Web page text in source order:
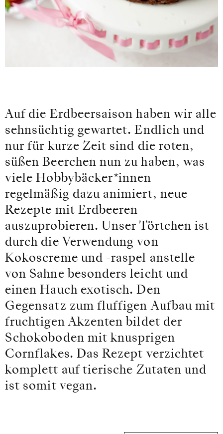
Auf die Erdbeersaison haben wir alle
sehnsüchtig gewartet. Endlich und
nur für kurze Zeit sind die roten,
süßen Beerchen nun zu haben, was
viele Hobbybäcker*innen
regelmäßig dazu animiert, neue
Rezepte mit Erdbeeren
auszuprobieren. Unser Törtchen ist
durch die Verwendung von
Kokoscreme und -raspel anstelle
von Sahne besonders leicht und
einen Hauch exotisch. Den
Gegensatz zum fluffigen Aufbau mit
fruchtigen Akzenten bildet der
Schokoboden mit knusprigen
Cornflakes. Das Rezept verzichtet
komplett auf tierische Zutaten und
ist somit vegan.